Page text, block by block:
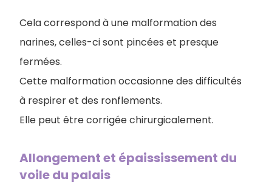
Cela correspond à une malformation des
narines, celles-ci sont pincées et presque
fermées.
Cette malformation occasionne des difficultés
à respirer et des ronflements.
Elle peut être corrigée chirurgicalement.
Allongement et épaississement du
voile du palais